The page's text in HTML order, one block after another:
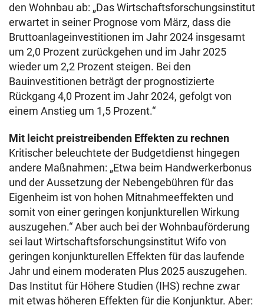
den Wohnbau ab: „Das Wirtschaftsforschungsinstitut
erwartet in seiner Prognose vom März, dass die
Bruttoanlageinvestitionen im Jahr 2024 insgesamt
um 2,0 Prozent zurückgehen und im Jahr 2025
wieder um 2,2 Prozent steigen. Bei den
Bauinvestitionen beträgt der prognostizierte
Rückgang 4,0 Prozent im Jahr 2024, gefolgt von
einem Anstieg um 1,5 Prozent.“
Mit leicht preistreibenden Effekten zu rechnen
Kritischer beleuchtete der Budgetdienst hingegen
andere Maßnahmen: „Etwa beim Handwerkerbonus
und der Aussetzung der Nebengebühren für das
Eigenheim ist von hohen Mitnahmeeffekten und
somit von einer geringen konjunkturellen Wirkung
auszugehen.“ Aber auch bei der Wohnbauförderung
sei laut Wirtschaftsforschungsinstitut Wifo von
geringen konjunkturellen Effekten für das laufende
Jahr und einem moderaten Plus 2025 auszugehen.
Das Institut für Höhere Studien (IHS) rechne zwar
mit etwas höheren Effekten für die Konjunktur. Aber: